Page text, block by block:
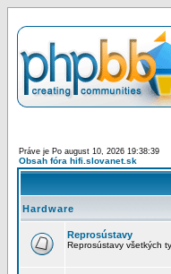
Práve je Po august 10, 2026 19:38:39
Obsah fóra hifi.slovanet.sk
Hardware
Reprosústavy
Reprosústavy všetkých